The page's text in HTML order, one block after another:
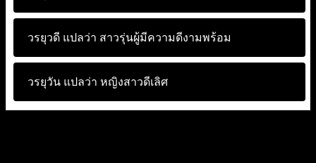
วรยุวดี แปลว่า สาวรุ่นผู้มีความดีงามพร้อม
วรยุวัน แปลว่า หญิงสาวดีเลิศ